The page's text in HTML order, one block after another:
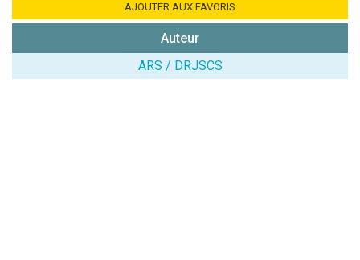
:
AJOUTER AUX FAVORIS
Auteur
ARS / DRJSCS